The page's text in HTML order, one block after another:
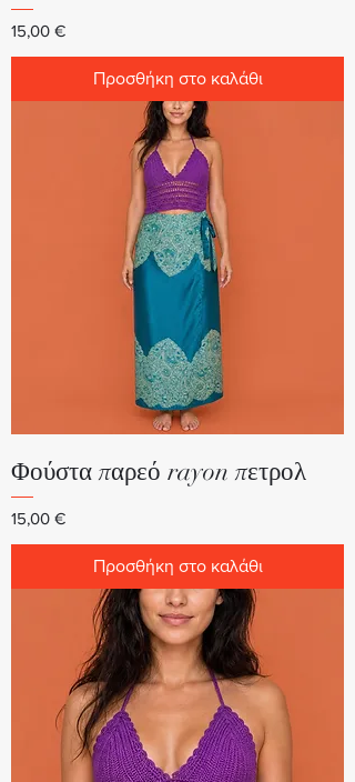
Τιμή
15,00 €
Προσθήκη στο καλάθι
Φούστα παρεό rayon πετρολ
Τιμή
15,00 €
Προσθήκη στο καλάθι